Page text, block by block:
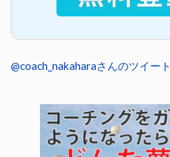
@coach_nakaharaさんのツイート